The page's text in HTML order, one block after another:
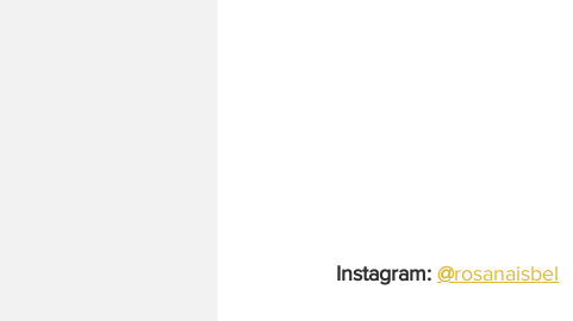
Instagram: @rosanaisbel